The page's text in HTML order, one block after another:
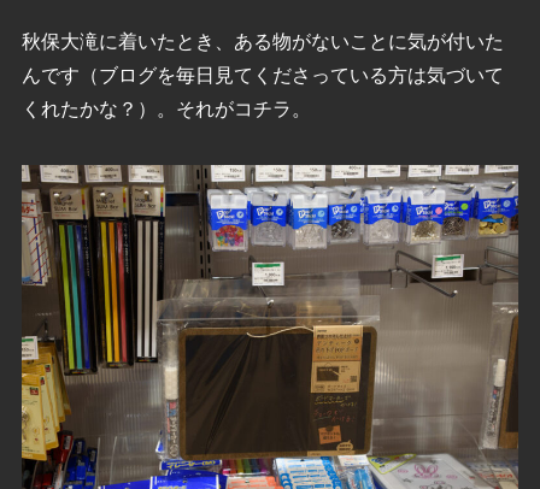
秋保大滝に着いたとき、ある物がないことに気が付いた
んです（ブログを毎日見てくださっている方は気づいて
くれたかな？）。それがコチラ。